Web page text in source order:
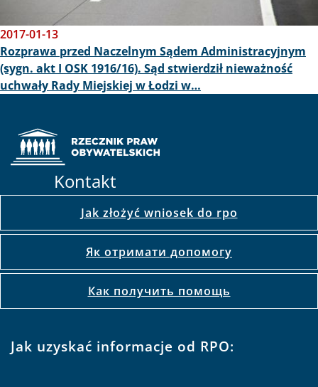
2017-01-13
Rozprawa przed Naczelnym Sądem Administracyjnym
(sygn. akt I OSK 1916/16). Sąd stwierdził nieważność
uchwały Rady Miejskiej w Łodzi w…
Kontakt
Jak złożyć wniosek do rpo
Як отримати допомогу
Как получить помощь
Jak uzyskać informacje od RPO: